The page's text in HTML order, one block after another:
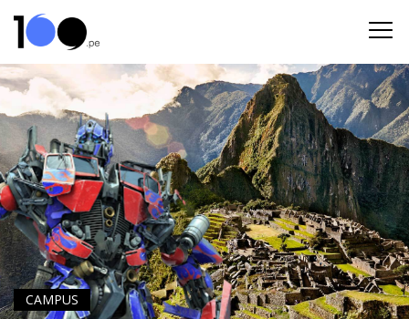
CAMPUS